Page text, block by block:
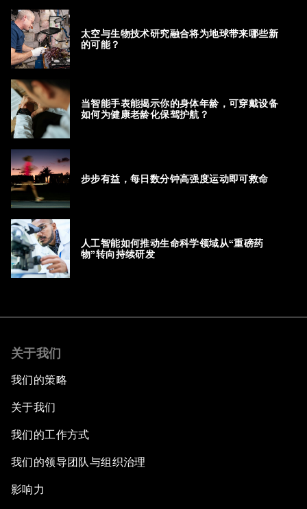
太空与生物技术研究融合将为地球带来哪些新
的可能？
当智能手表能揭示你的身体年龄，可穿戴设备
如何为健康老龄化保驾护航？
步步有益，每日数分钟高强度运动即可救命
人工智能如何推动生命科学领域从“重磅药
物”转向持续研发
关于我们
我们的策略
关于我们
我们的工作方式
我们的领导团队与组织治理
影响力